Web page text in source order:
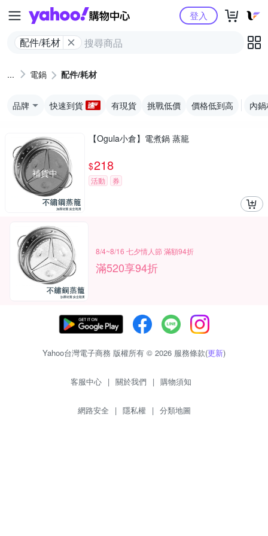
Yahoo購物中心
配件/耗材
登入
電鍋 配件/耗材
品牌 快速到貨 有現貨 挑戰低價 價格低到高 內
補貨中
【Ogula小倉】電煮鍋 蒸籠
$218
活動 券
8/4~8/16 七夕情人節 滿額94折
滿520享94折
Yahoo台灣電子商務 版權所有 © 2026 服務條款(更新)
客服中心 | 關於我們 | 購物須知
網路安全 | 隱私權 | 分類地圖